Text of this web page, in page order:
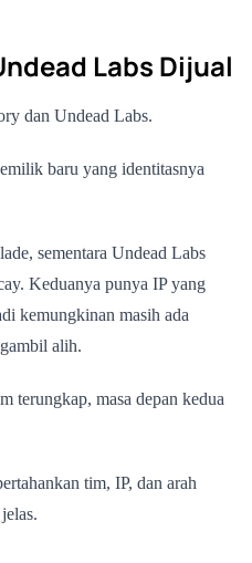
Labs Dijual
dan Undead Labs.
baru yang identitasnya
sementara Undead Labs
Keduanya punya IP yang
kemungkinan masih ada
alih.
terungkap, masa depan kedua
tim, IP, dan arah